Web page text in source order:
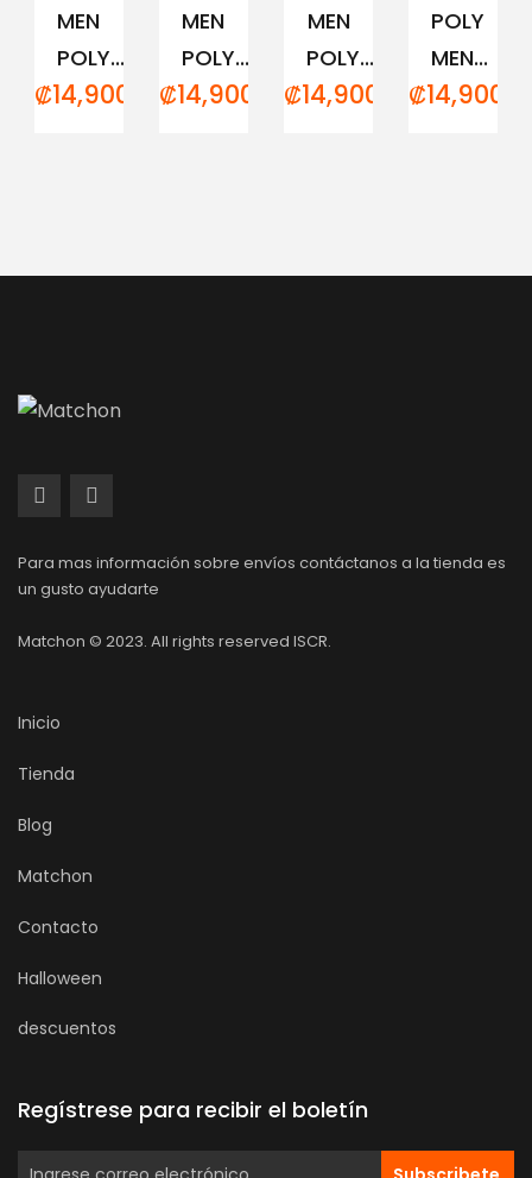
MEN
POLY...
₡14,900.00
MEN
POLY...
₡14,900.00
MEN
POLY...
₡14,900.00
POLY
MEN...
₡
Para mas información sobre envíos contáctanos a la tienda es
un gusto ayudarte
Matchon © 2023. All rights reserved ISCR.
Inicio
Tienda
Blog
Matchon
Contacto
Halloween
descuentos
Regístrese para recibir el boletín